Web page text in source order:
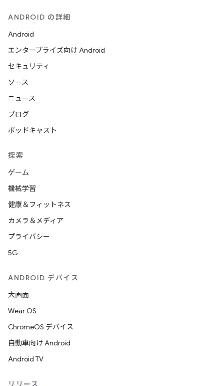
ANDROID の詳細
Android
エンタープライズ向け Android
セキュリティ
ソース
ニュース
ブログ
ポッドキャスト
探索
ゲーム
機械学習
健康＆フィットネス
カメラ＆メディア
プライバシー
5G
ANDROID デバイス
大画面
Wear OS
ChromeOS デバイス
自動車向け Android
Android TV
リリース